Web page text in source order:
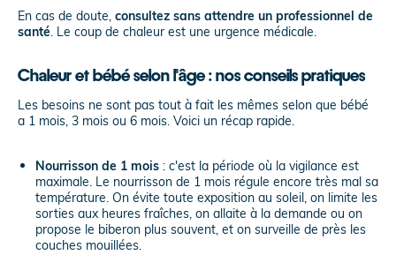
En cas de doute, consultez sans attendre un professionnel de
santé. Le coup de chaleur est une urgence médicale.
Chaleur et bébé selon l'âge : nos conseils pratiques
Les besoins ne sont pas tout à fait les mêmes selon que bébé
a 1 mois, 3 mois ou 6 mois. Voici un récap rapide.
Nourrisson de 1 mois : c'est la période où la vigilance est
maximale. Le nourrisson de 1 mois régule encore très mal sa
température. On évite toute exposition au soleil, on limite les
sorties aux heures fraîches, on allaite à la demande ou on
propose le biberon plus souvent, et on surveille de près les
couches mouillées.